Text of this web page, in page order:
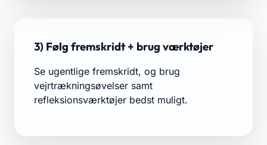
3) Følg fremskridt + brug værktøjer
Se ugentlige fremskridt, og brug
vejrtrækningsøvelser samt
refleksionsværktøjer bedst muligt.